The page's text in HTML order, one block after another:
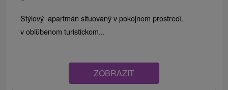
Štýlový apartmán situovaný v pokojnom prostredí,
v obľúbenom turistickom...
ZOBRAZIT